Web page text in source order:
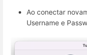
Ao conectar
Username e